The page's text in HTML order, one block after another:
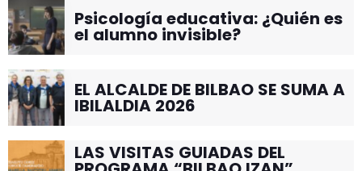
Psicología educativa: ¿Quién es
el alumno invisible?
EL ALCALDE DE BILBAO SE SUMA A
IBILALDIA 2026
LAS VISITAS GUIADAS DEL